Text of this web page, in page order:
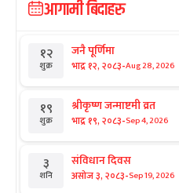
आगामी बिदाहरु
१२
शुक्र
जनै पूर्णिमा
भाद्र १२, २०८३-Aug 28, 2026
१९
शुक्र
श्रीकृष्ण जन्माष्टमी व्रत
भाद्र १९, २०८३-Sep 4, 2026
३
शनि
संविधान दिवस
असोज ३, २०८३-Sep 19, 2026